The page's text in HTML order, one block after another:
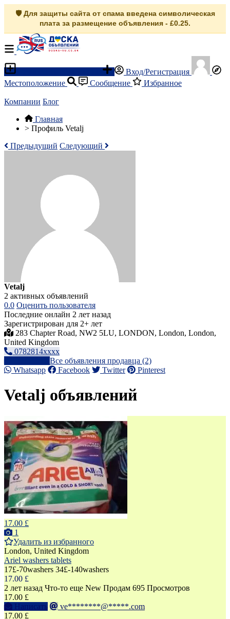
🛡️ Для защиты сайта от спама введена символическая
плата за размещение объявления - £0.25.
Вход/Регистрация
Местоположение
Сообщение Избранное
Компании Блог
Главная
> Профиль Vetalj
Предыдущий Следующий
Vetalj
2 активных объявлений
0.0 Оценить пользователя
Последние онлайн 2 лет назад
Зарегистрирован для 2+ лет
283 Chapter Road, NW2 5LU, LONDON, London, London,
United Kingdom
0782814xxxx
Все объявления продавца (2)
Whatsapp
Facebook Twitter Pinterest
Vetalj объявлений
17.00 £
1
Удалить из избранного
London, United Kingdom
Ariel washers tablets
17£-70washers 34£-140washers
17.00 £
2 лет назад Что-то еще New Продам 695 Просмотров
17.00 £
Написать
ve********@*****.com
17.00 £